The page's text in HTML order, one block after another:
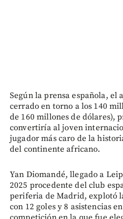
Según la prensa española, el
cerrado en torno a los 140
de 160 millones de dólares),
convertiría al joven
jugador más caro de la
del continente africano.
Yan Diomandé, llegado a
2025 procedente del club
periferia de Madrid, explotó
con 12 goles y 8 asistencias